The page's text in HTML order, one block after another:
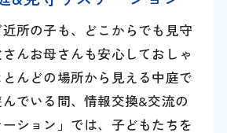
所の子も、どこからでも見守
んお母さんも安心しておしゃ
んどの場所から見える中庭で
でいる間、情報交換&交流の
ション」では、子どもたちを